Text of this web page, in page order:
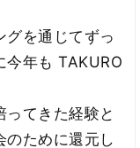
グを通じてずっ
今年も TAKURO
ってきた経験と
のために還元し